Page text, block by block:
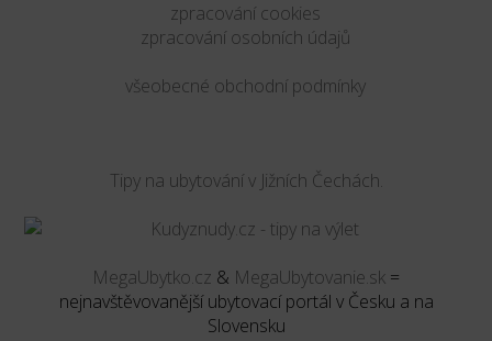
zpracování cookies
zpracování osobních údajů
všeobecné obchodní podmínky
Tipy na ubytování v Jižních Čechách.
MegaUbytko.cz & MegaUbytovanie.sk =
nejnavštěvovanější ubytovací portál v Česku a na
Slovensku